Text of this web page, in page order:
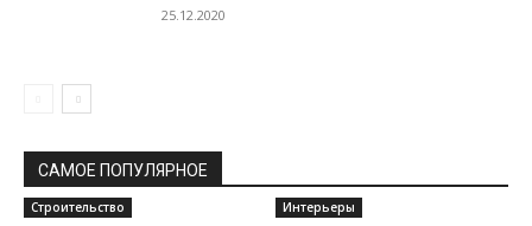
25.12.2020
САМОЕ ПОПУЛЯРНОЕ
Строительство Интерьеры